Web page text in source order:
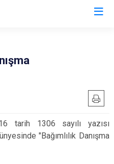
Üsküdar
Zeytinburnu
tarih 1306 sayılı yazısı
"Bağımlılık Danışma